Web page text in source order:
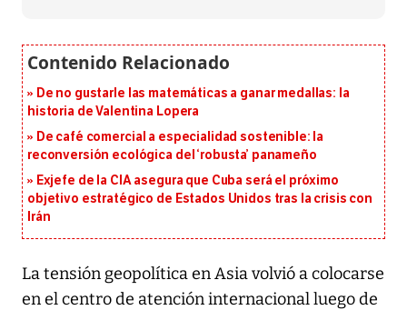
De no gustarle las matemáticas a ganar medallas: la
historia de Valentina Lopera
De café comercial a especialidad sostenible: la
reconversión ecológica del ‘robusta’ panameño
Exjefe de la CIA asegura que Cuba será el próximo
objetivo estratégico de Estados Unidos tras la crisis con
Irán
La tensión geopolítica en Asia volvió a colocarse
en el centro de atención internacional luego de